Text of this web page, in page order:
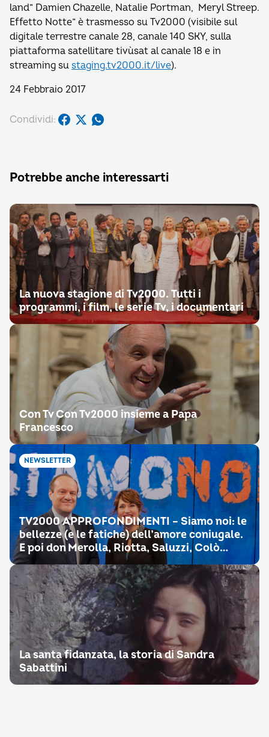
land” Damien Chazelle, Natalie Portman, Meryl Streep.
Effetto Notte” è trasmesso su Tv2000 (visibile sul
digitale terrestre canale 28, canale 140 SKY, sulla
piattaforma satellitare tivùsat al canale 18 e in
streaming su staging.tv2000.it/live).
24 Febbraio 2017
Condividi:
Potrebbe anche interessarti
La nuova stagione di Tv2000. Tutti i
programmi, i film, le serie Tv, i documentari
Con Tv Con Tv2000 insieme a Papa
Francesco
NEWSLETTER
TV2000 APPROFONDIMENTI – Siamo noi: le
bellezze (e le fatiche) dell’amore coniugale.
E poi don Merolla, Riotta, Saluzzi, Colò…
La santa fidanzata, la storia di Sandra
Sabattini